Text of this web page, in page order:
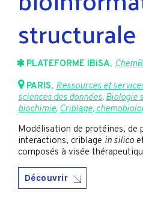
structurale
PLATEFORME IBiSA,
PARIS, Ressources et
sciences des données,Biologie
biochimie,Criblage,
Modélisation de protéines, de
interactions, criblage in silico
composés à visée
Découvrir